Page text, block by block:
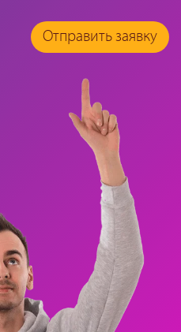
Отправить заявку